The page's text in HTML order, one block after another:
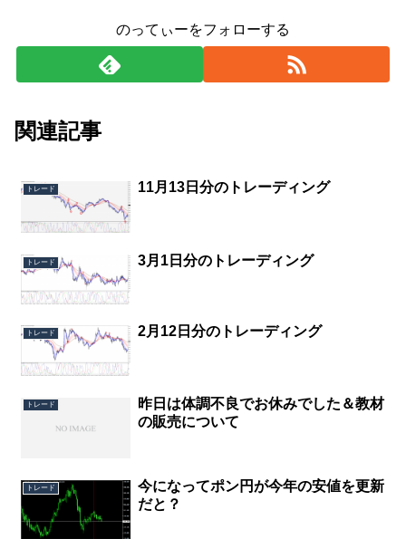
のってぃーをフォローする
関連記事
トレード 11月13日分のトレーディング
トレード 3月1日分のトレーディング
トレード 2月12日分のトレーディング
トレード
昨日は体調不良でお休みでした＆教材
の販売について
トレード
今になってポン円が今年の安値を更新
だと？